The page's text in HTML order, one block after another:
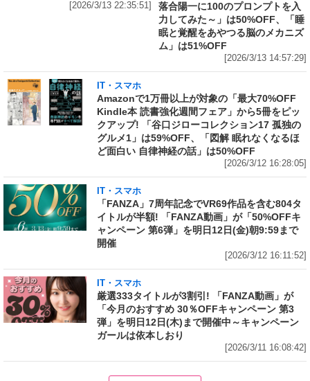
[2026/3/13 22:35:51]
落合陽一に100のプロンプトを入
力してみた～」は50%OFF、「睡
眠と覚醒をあやつる脳のメカニズ
ム」は51%OFF
[2026/3/13 14:57:29]
IT・スマホ
Amazonで1万冊以上が対象の「最大70%OFF
Kindle本 読書強化週間フェア」から5冊をピッ
クアップ! 「谷口ジローコレクション17 孤独の
グルメ1」は59%OFF、「図解 眠れなくなるほ
ど面白い 自律神経の話」は50%OFF
[2026/3/12 16:28:05]
IT・スマホ
「FANZA」7周年記念でVR69作品を含む804タ
イトルが半額! 「FANZA動画」が「50%OFFキ
ャンペーン 第6弾」を明日12日(金)朝9:59まで
開催
[2026/3/12 16:11:52]
IT・スマホ
厳選333タイトルが3割引! 「FANZA動画」が
「今月のおすすめ 30％OFFキャンペーン 第3
弾」を明日12日(木)まで開催中～キャンペーン
ガールは依本しおり
[2026/3/11 16:08:42]